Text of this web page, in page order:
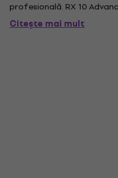
profesională. RX 10
inteligente pentru a
înregistrările audio cu
Citește mai mult